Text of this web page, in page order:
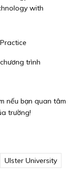
with
trình
nếu bạn quan tâm
trường!
Ulster University